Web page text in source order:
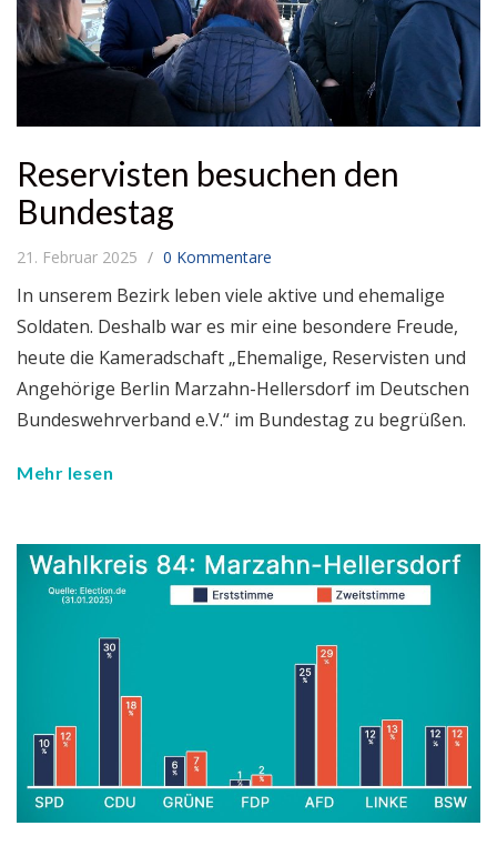
Reservisten besuchen den
Bundestag
21. Februar 2025 0 Kommentare
In unserem Bezirk leben viele aktive und ehemalige
Soldaten. Deshalb war es mir eine besondere Freude,
heute die Kameradschaft „Ehemalige, Reservisten und
Angehörige Berlin Marzahn-Hellersdorf im Deutschen
Bundeswehrverband e.V.“ im Bundestag zu begrüßen.
Mehr lesen